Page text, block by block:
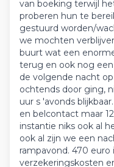
van boeking terwijl
proberen hun te
gestuurd worden/
we mochten
buurt wat een
terug en ook nog
de volgende nacht
ochtends door ging,
uur s 'avonds
en belcontact maar
instantie niks ook al
ook al zijn we een
rampavond. 470 euro
verzekeringskosten